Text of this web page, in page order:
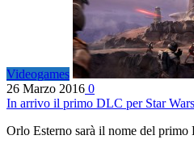
Videogames
26 Marzo 2016 0
In arrivo il primo DLC per Star
Orlo Esterno sarà il nome del